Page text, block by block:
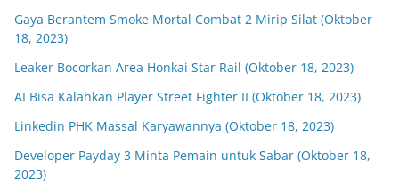
Gaya Berantem Smoke Mortal Combat 2 Mirip Silat (Oktober
18, 2023)
Leaker Bocorkan Area Honkai Star Rail (Oktober 18, 2023)
AI Bisa Kalahkan Player Street Fighter II (Oktober 18, 2023)
Linkedin PHK Massal Karyawannya (Oktober 18, 2023)
Developer Payday 3 Minta Pemain untuk Sabar (Oktober 18,
2023)